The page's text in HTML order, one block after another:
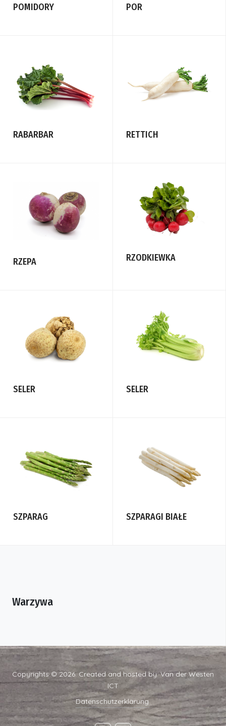
POMIDORY POR
RABARBAR RETTICH
RZEPA RZODKIEWKA
SELER SELER
SZPARAG SZPARAGI BIAŁE
Warzywa
Copyrights © 2026. Created and hosted by:Van der Westen
ICT
Datenschutzerklärung